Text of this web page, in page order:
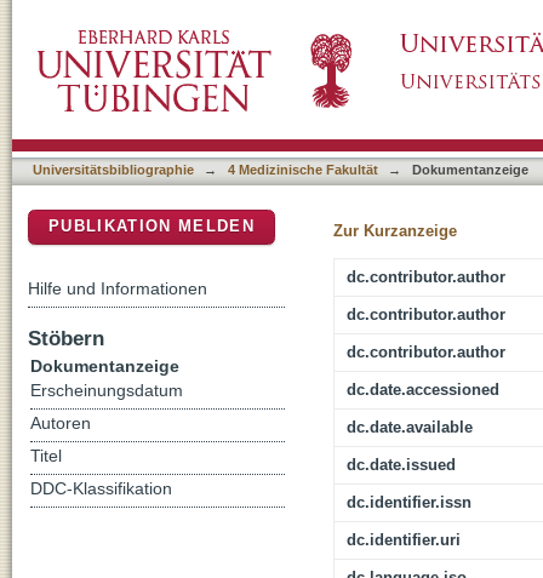
Universitätsbibliographie → 4 Medizinische Fakultät → Dokumentanzeige
Zur Kurzanzeige
dc.contributor.author
dc.contributor.author
dc.contributor.author
dc.date.accessioned
dc.date.available
dc.date.issued
dc.identifier.issn
dc.identifier.uri
PUBLIKATION MELDEN
Hilfe und Informationen
Stöbern
Dokumentanzeige
Erscheinungsdatum
Autoren
Titel
DDC-Klassifikation